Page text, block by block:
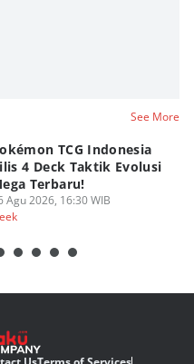
See More
TCG Indonesia
4 Deck Taktik Evolusi
Terbaru!
Agu 2026, 16:30 WIB